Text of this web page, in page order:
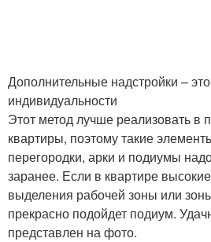
Дополнительные надстройки –
индивидуальности
Этот метод лучше реализовать в
квартиры, поэтому такие
перегородки, арки и подиумы
заранее. Если в квартире
выделения рабочей зоны или
прекрасно подойдет подиум.
представлен на фото.